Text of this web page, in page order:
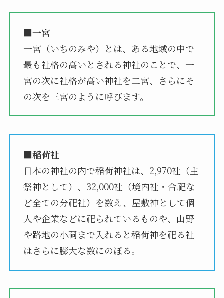
■一宮
一宮（いちのみや）とは、ある地域の中で
最も社格の高いとされる神社のことで、一
宮の次に社格が高い神社を二宮、さらにそ
の次を三宮のように呼びます。
■稲荷社
日本の神社の内で稲荷神社は、2,970社（主
祭神として）、32,000社（境内社・合祀な
ど全ての分祀社）を数え、屋敷神として個
人や企業などに祀られているものや、山野
や路地の小祠まで入れると稲荷神を祀る社
はさらに膨大な数にのぼる。